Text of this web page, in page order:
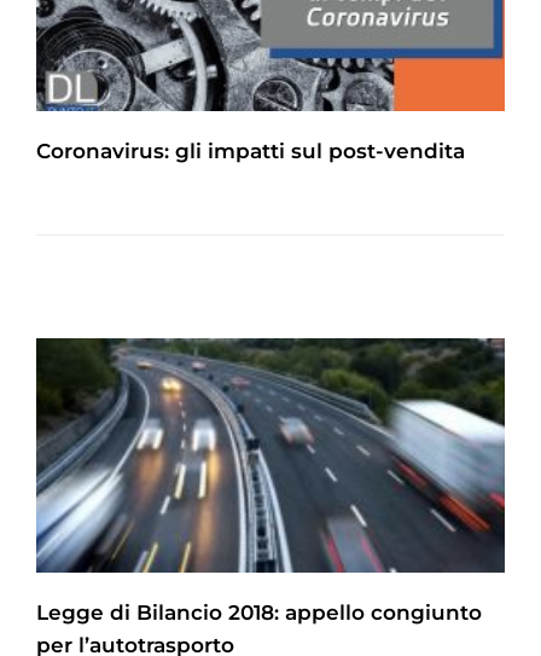
Coronavirus: gli impatti sul post-vendita
Legge di Bilancio 2018: appello congiunto
per l’autotrasporto